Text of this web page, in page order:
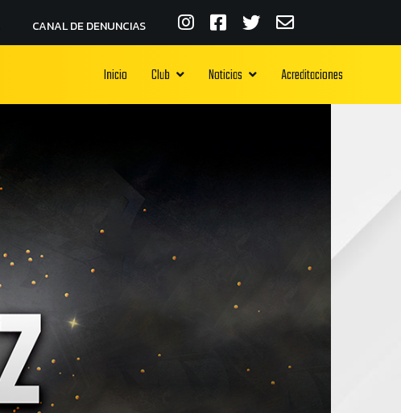
CANAL DE DENUNCIAS
Inicio Club Noticias Acreditaciones